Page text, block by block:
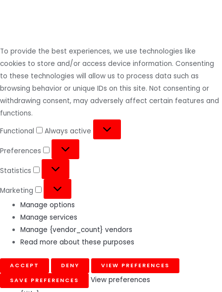
To provide the best experiences, we use technologies like
cookies to store and/or access device information. Consenting
to these technologies will allow us to process data such as
browsing behavior or unique IDs on this site. Not consenting or
withdrawing consent, may adversely affect certain features and
functions.
Functional
Always active
Preferences
Statistics
Marketing
Manage options
Manage services
Manage {vendor_count} vendors
Read more about these purposes
ACCEPT DENY
VIEW PREFERENCES
SAVE PREFERENCES
View preferences